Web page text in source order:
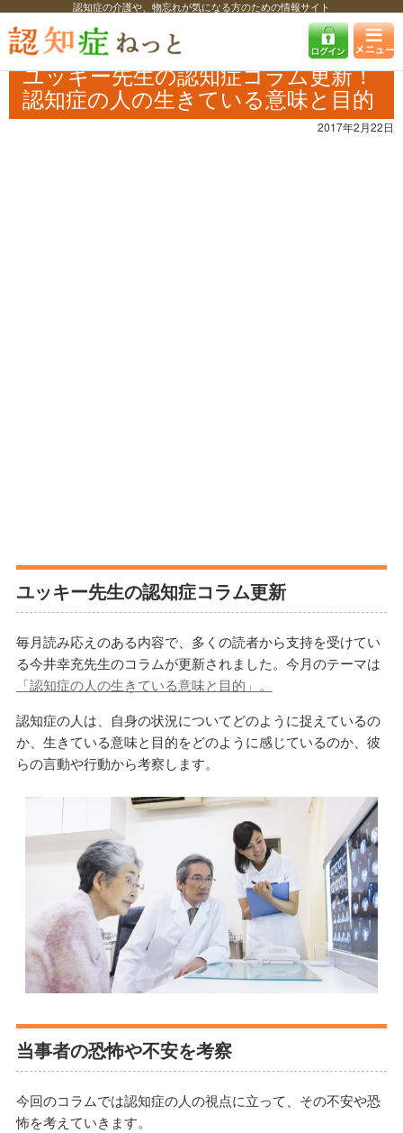
認知症の介護や、物忘れが気になる方のための情報サイト
認知症ねっと 認知症最新ニュース 予防・改善
ユッキー先生の認知症
コラム更新！ 認知症の人の生きている意味と目的
ユッキー先生の認知症コラム更新！
認知症の人の生きている意味と目的
2017年2月22日
ユッキー先生の認知症コラム更新
毎月読み応えのある内容で、多くの読者から支持を受けてい
る今井幸充先生のコラムが更新されました。今月のテーマは
「認知症の人の生きている意味と目的」。
認知症の人は、自身の状況についてどのように捉えているの
か、生きている意味と目的をどのように感じているのか、彼
らの言動や行動から考察します。
当事者の恐怖や不安を考察
今回のコラムでは認知症の人の視点に立って、その不安や恐
怖を考えていきます。